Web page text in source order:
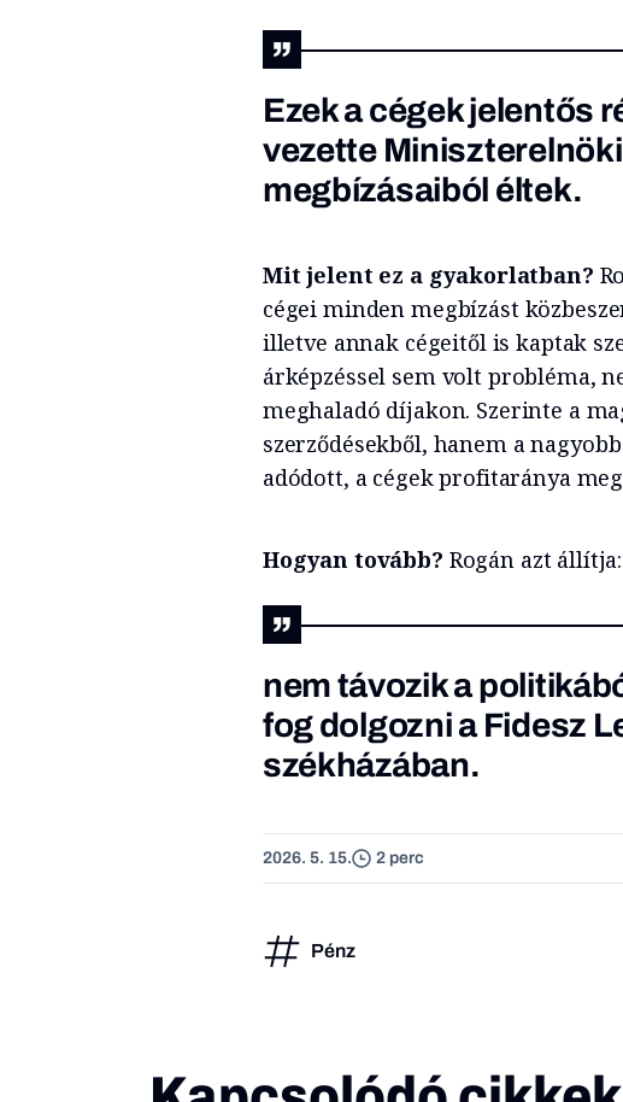
Ezek a cégek jelentős
vezette
megbízásaiból éltek.
Mit jelent ez a gyakorlatban?
cégei minden megbízást
illetve annak cégeitől is kaptak
árképzéssel sem volt probléma,
meghaladó díjakon. Szerinte a
szerződésekből, hanem a
adódott, a cégek profitaránya
Hogyan tovább? Rogán azt állítja:
nem távozik a
fog dolgozni a Fidesz
székházában.
2026. 5. 15. 2 perc
Pénz